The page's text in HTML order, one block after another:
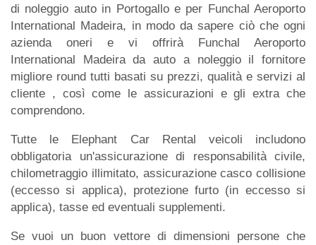
di noleggio auto in Portogallo e per Funchal Aeroporto
International Madeira, in modo da sapere ciò che ogni
azienda oneri e vi offrirà Funchal Aeroporto
International Madeira da auto a noleggio il fornitore
migliore round tutti basati su prezzi, qualità e servizi al
cliente , così come le assicurazioni e gli extra che
comprendono.
Tutte le Elephant Car Rental veicoli includono
obbligatoria un'assicurazione di responsabilità civile,
chilometraggio illimitato, assicurazione casco collisione
(eccesso si applica), protezione furto (in eccesso si
applica), tasse ed eventuali supplementi.
Se vuoi un buon vettore di dimensioni persone che